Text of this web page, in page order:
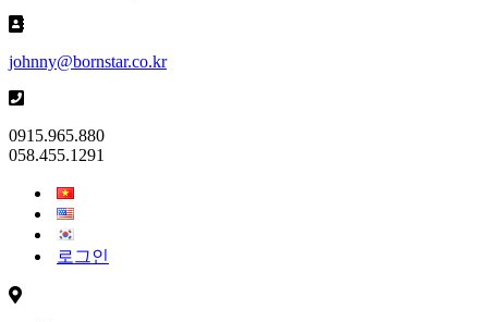
johnny@bornstar.co.kr
0915.965.880
058.455.1291
로그인